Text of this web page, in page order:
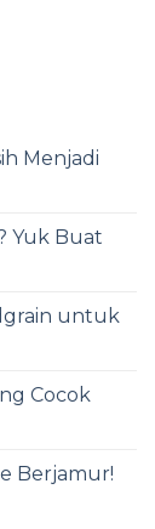
Menjadi
Yuk Buat
untuk
Cocok
Berjamur!